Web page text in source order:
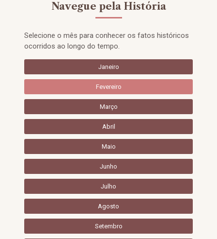
Navegue pela História
Selecione o mês para conhecer os fatos históricos
ocorridos ao longo do tempo.
Janeiro
Fevereiro
Março
Abril
Maio
Junho
Julho
Agosto
Setembro